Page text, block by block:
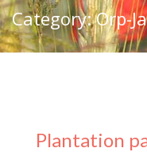
Category: Orp-
Plantation